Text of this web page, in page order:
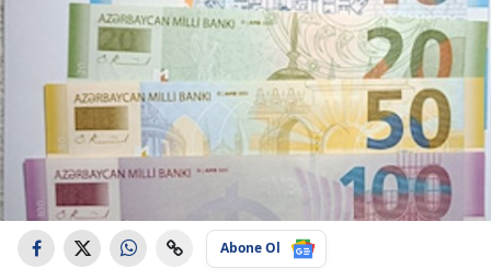
Abone Ol